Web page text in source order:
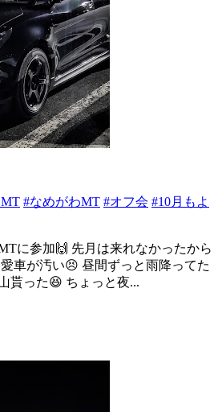
#なめがわMT #オフ会 #10月もよ
に参加🙌 先月は来れなかったから
車が汚い😣 昼間ずっと雨降ってた
貰った😆 ちょっと夜...